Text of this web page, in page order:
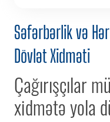
Səfərbərlik və
Dövlət Xidməti
Çağırışçılar
xidmətə yola